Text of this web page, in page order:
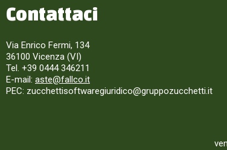
Contattaci
Via Enrico Fermi, 134
36100 Vicenza (VI)
Tel. +39 0444 346211
E-mail: aste@fallco.it
PEC: zucchettisoftwaregiuridico@gruppozucchetti.it